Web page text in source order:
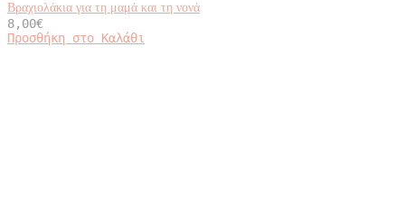
Βραχιολάκια για τη μαμά και τη νονά
8,00€
Προσθήκη στο Καλάθι